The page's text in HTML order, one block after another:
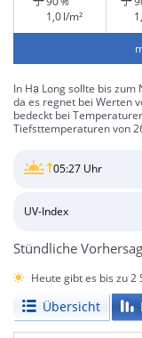
1,0 l/m²
In Hạ Long sollte bis
da es regnet bei Werten
bedeckt bei
Tiefsttemperaturen von
05:27 Uhr
UV-Index
Stündliche
Heute gibt es bis zu 2
Übersicht